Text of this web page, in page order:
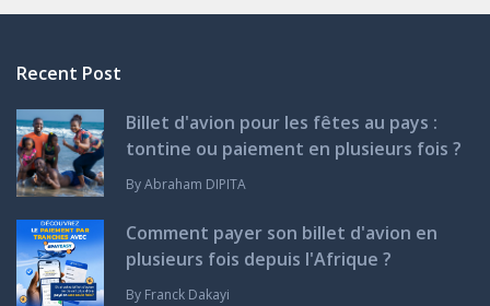
Recent Post
Billet d'avion pour les fêtes au pays :
tontine ou paiement en plusieurs fois ?
ByAbraham DIPITA
Comment payer son billet d'avion en
plusieurs fois depuis l'Afrique ?
By Franck Dakayi